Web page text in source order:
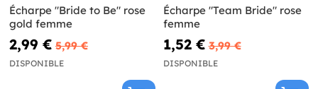
Écharpe "Bride to Be" rose
gold femme
2,99 € 5,99 €
DISPONIBLE
Écharpe "Team Bride" rose
femme
1,52 € 3,99 €
DISPONIBLE